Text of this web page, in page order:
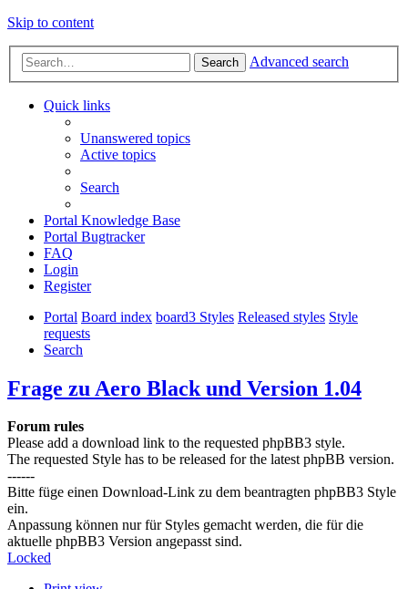
Skip to content
Search Advanced search
Quick links
Unanswered topics
Active topics
Search
Portal Knowledge Base
Portal Bugtracker
FAQ
Login
Register
Portal Board index board3 Styles Released styles Style
requests
Search
Frage zu Aero Black und Version 1.04
Forum rules
Please add a download link to the requested phpBB3 style.
The requested Style has to be released for the latest phpBB version.
------
Bitte füge einen Download-Link zu dem beantragten phpBB3 Style
ein.
Anpassung können nur für Styles gemacht werden, die für die
aktuelle phpBB3 Version angepasst sind.
Locked